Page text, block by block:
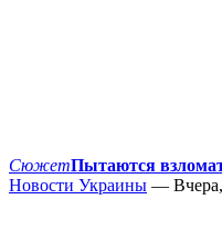
СюжетПытаются
Новости Украины —